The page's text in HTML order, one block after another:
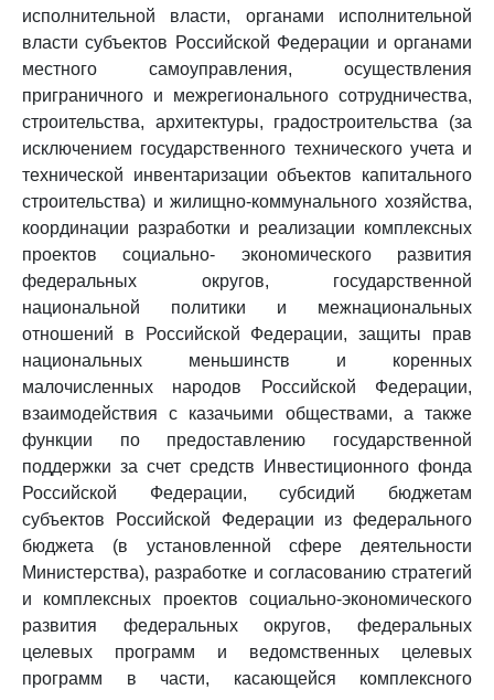
исполнительной власти, органами исполнительной
власти субъектов Российской Федерации и органами
местного самоуправления, осуществления
приграничного и межрегионального сотрудничества,
строительства, архитектуры, градостроительства (за
исключением государственного технического учета и
технической инвентаризации объектов капитального
строительства) и жилищно-коммунального хозяйства,
координации разработки и реализации комплексных
проектов социально- экономического развития
федеральных округов, государственной
национальной политики и межнациональных
отношений в Российской Федерации, защиты прав
национальных меньшинств и коренных
малочисленных народов Российской Федерации,
взаимодействия с казачьими обществами, а также
функции по предоставлению государственной
поддержки за счет средств Инвестиционного фонда
Российской Федерации, субсидий бюджетам
субъектов Российской Федерации из федерального
бюджета (в установленной сфере деятельности
Министерства), разработке и согласованию стратегий
и комплексных проектов социально-экономического
развития федеральных округов, федеральных
целевых программ и ведомственных целевых
программ в части, касающейся комплексного